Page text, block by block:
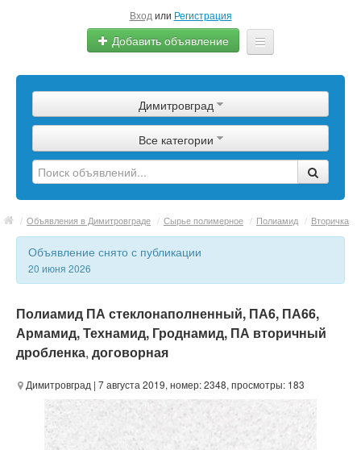
Вход или Регистрация
Добавить объявление
Сырье
Изделия
Оборудование
Услуги
Еще
Димитровград
Все категории
/ Объявления в Димитровграде / Сырье полимерное / Полиамид / Вторичка
Объявление снято с публикации
20 июня 2026
Полиамид ПА стеклонаполненный, ПА6, ПА66,
Армамид, Технамид, Гроднамид, ПА вторичный
дробленка, договорная
Димитровград | 7 августа 2019, номер: 2348, просмотры: 183